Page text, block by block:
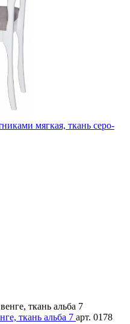
мягкая, ткань серо-
ткань альба 7 арт. 0178